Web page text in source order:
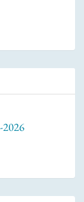
2026